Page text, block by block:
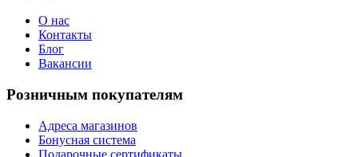
О нас
Контакты
Блог
Вакансии
Розничным покупателям
Адреса магазинов
Бонусная система
Подарочные сертификаты